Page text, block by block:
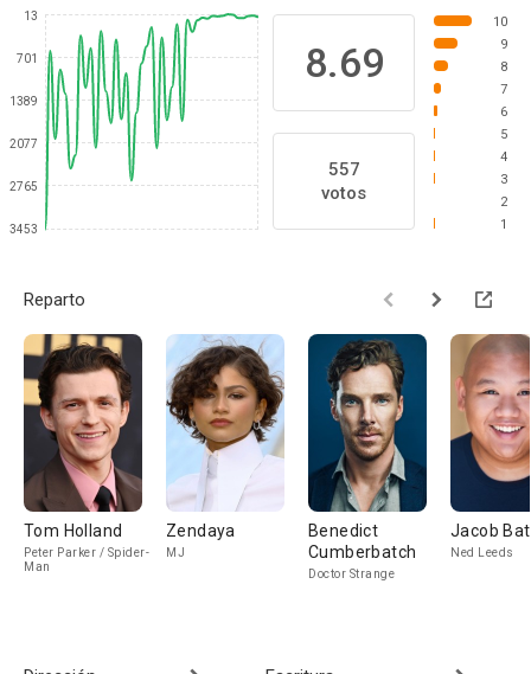
13
701
1389
2077
2765
3453
8.69
557
votos
10
9
8
7
6
5
4
3
2
1
Reparto
Tom Holland
Peter Parker / Spider-
Man
Zendaya
MJ
Benedict
Cumberbatch
Doctor Strange
Jacob
Ned Leeds